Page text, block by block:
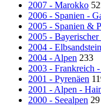
2007 - Marokko
2006 - Spanien -
2005 - Spanien &
2005 - Bayerischer
2004 -
2004 - Alpen 233
2003 - Frankreich -
2001 - Pyrenäen
2001 - Alpen -
2000 - Seealpen 29